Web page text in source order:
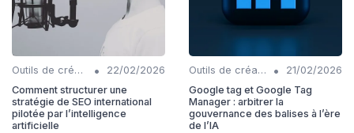
Outils de création de contenu automatisés •
22/02/2026
Comment structurer une
stratégie de SEO international
pilotée par l’intelligence
artificielle
Outils de création de contenu automatisés •
21/02/2026
Google tag et Google Tag
Manager : arbitrer la
gouvernance des balises à l’ère
de l’IA